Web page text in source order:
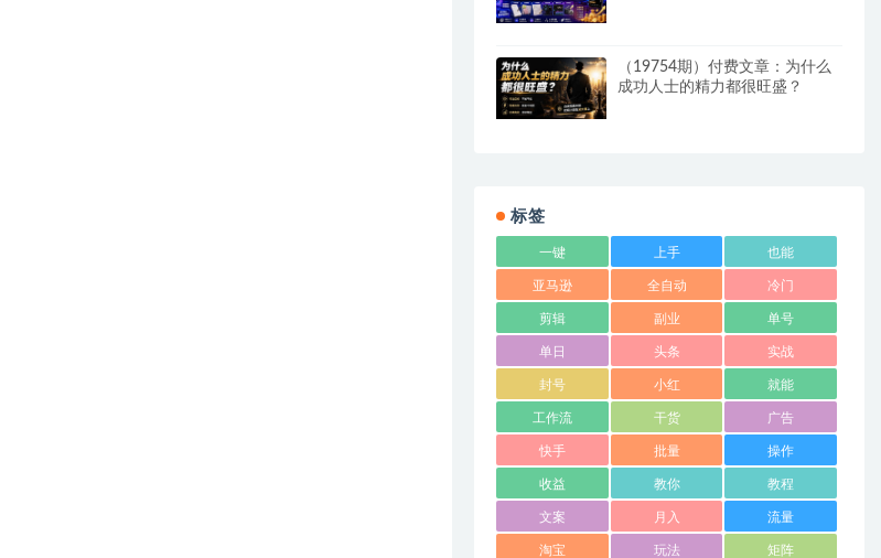
（19754期）付费文章：为什么
成功人士的精力都很旺盛？
标签
一键 上手 也能
亚马逊 全自动 冷门
剪辑 副业 单号
单日 头条 实战
封号 小红 就能
工作流 干货 广告
快手 批量 操作
收益 教你 教程
文案 月入 流量
淘宝 玩法 矩阵